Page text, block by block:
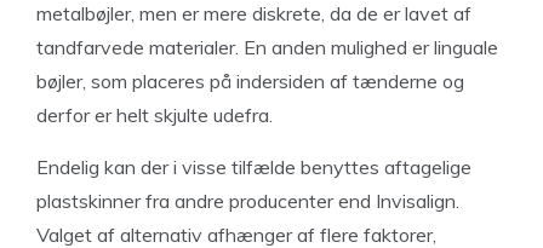
metalbøjler, men er mere diskrete, da de er lavet af
tandfarvede materialer. En anden mulighed er linguale
bøjler, som placeres på indersiden af tænderne og
derfor er helt skjulte udefra.
Endelig kan der i visse tilfælde benyttes aftagelige
plastskinner fra andre producenter end Invisalign.
Valget af alternativ afhænger af flere faktorer,